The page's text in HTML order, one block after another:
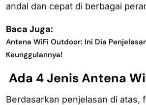
andal dan cepat di berbagai
Baca Juga:
Antena WiFi Outdoor: Ini Dia
Keunggulannya!
Ada 4 Jenis Antena
Berdasarkan penjelasan di atas,